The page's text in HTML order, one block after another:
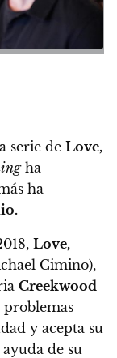
serie de Love,
ha
ha
Love,
Cimino),
Creekwood
problemas
y acepta su
de su